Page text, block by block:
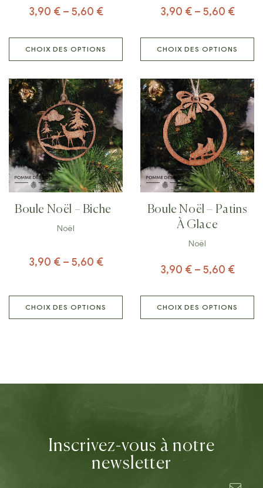
3,90 €– 5,60 €
CHOIX DES OPTIONS
3,90 €– 5,60 €
CHOIX DES OPTIONS
Boule Noël – Biche
Noël
3,90 €– 5,60 €
CHOIX DES OPTIONS
Boule Noël – Patins
À Glace
Noël
3,90 €– 5,60 €
CHOIX DES OPTIONS
Inscrivez-vous à notre
newsletter